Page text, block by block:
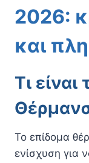
2026:
και
Τι
Το επίδομα
ενίσχυση για